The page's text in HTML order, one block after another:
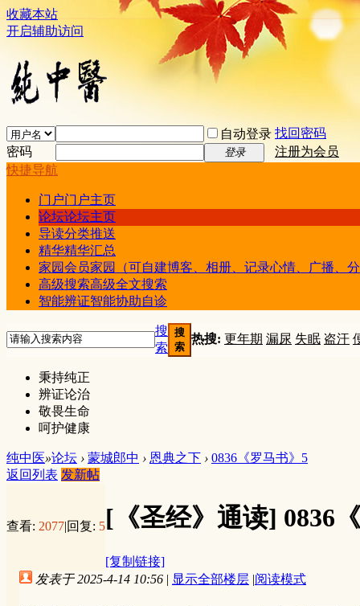
收藏本站
开启辅助访问
自动登录 找回密码
密码
登录
注册为会员
快捷导航
门户门户主页
论坛论坛主页
导读分类推送
精华精华汇总
家园会员家园（可自建博客、相册、记录心情、广播、
高级搜索高级全文搜索
智能辨证智能协助自诊
搜
索
搜
索
热搜: 更年期 漏尿 失眠 盗汗
秉持纯正
辨证论治
敬畏生命
呵护健康
纯中医»论坛 › 蒙城郎中 › 恩典之下 › 0836《罗马书》5
返回列表 发新帖
查看: 2077|回复: 5[《圣经》通读] 0836
[复制链接]
发表于 2025-4-14 10:56 | 显示全部楼层 |阅读模式